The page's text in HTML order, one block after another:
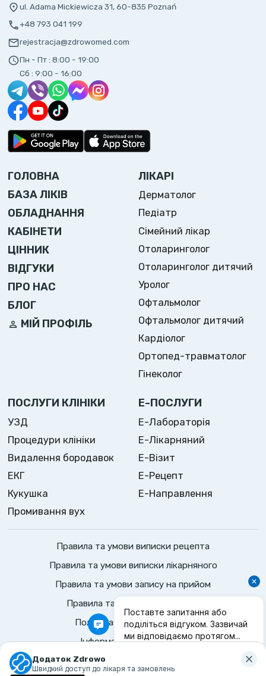
Додаток Zdrowo
Швидкий доступ до лікаря та замовлень
ul. Adama Mickiewicza 31, 60-835 Poznań
+48 793 041 199
rejestracja@zdrowomed.com
Пн - Пт : 8:00 - 19:00
Сб : 9:00 - 16:00
ГОЛОВНА
БАЗА ЛІКІВ
ОБЛАДНАННЯ
КАБІНЕТИ
ЦІННИК
ВІДГУКИ
ПРО НАС
БЛОГ
МІЙ ПРОФІЛЬ
ЛІКАРІ
Дерматолог
Педіатр
Сімейний лікар
Отоларинголог
Отоларинголог дитячий
Уролог
Офтальмолог
Офтальмолог дитячий
Кардіолог
Ортопед-травматолог
Гінеколог
ПОСЛУГИ КЛІНІКИ
УЗД
Процедури клініки
Видалення бородавок
ЕКГ
Кукушка
Промивання вух
Е-ПОСЛУГИ
Е-Лабораторія
Е-Лікарняний
Е-Візит
Е-Рецепт
Е-Направлення
©2026Zdrowo.
Правила та умови виписки рецепта
Правила та умови виписки лікарняного
Правила та умови запису на прийом
Правила та умови консультації
Політика конфіденційності
Інформаційні положення